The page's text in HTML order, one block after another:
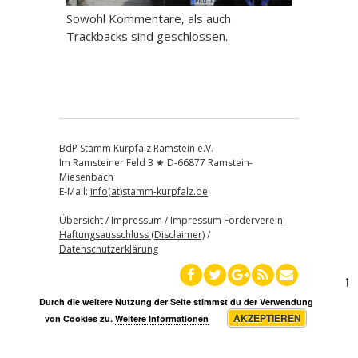
Sowohl Kommentare, als auch
Trackbacks sind geschlossen.
BdP Stamm Kurpfalz Ramstein e.V.
Im Ramsteiner Feld 3 ★ D-66877 Ramstein-
Miesenbach
E-Mail: info(at)stamm-kurpfalz.de
Übersicht/ Impressum / Impressum Förderverein
Haftungsausschluss (Disclaimer)/
Datenschutzerklärung
↑
Durch die weitere Nutzung der Seite stimmst du der Verwendung
von Cookies zu.Weitere Informationen AKZEPTIEREN